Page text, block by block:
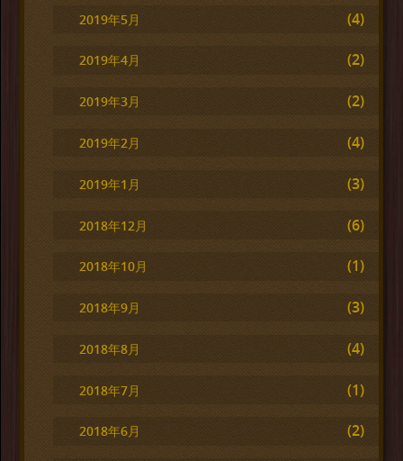
2019年5月 (4)
2019年4月 (2)
2019年3月 (2)
2019年2月 (4)
2019年1月 (3)
2018年12月 (6)
2018年10月 (1)
2018年9月 (3)
2018年8月 (4)
2018年7月 (1)
2018年6月 (2)